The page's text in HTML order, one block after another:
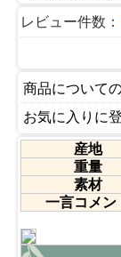
り、吸収性が
あ。これ使
タオルであ
■認定番号：
レビュー件数：
商品について
お気に入りに
産地
重量
素材
一言コメン